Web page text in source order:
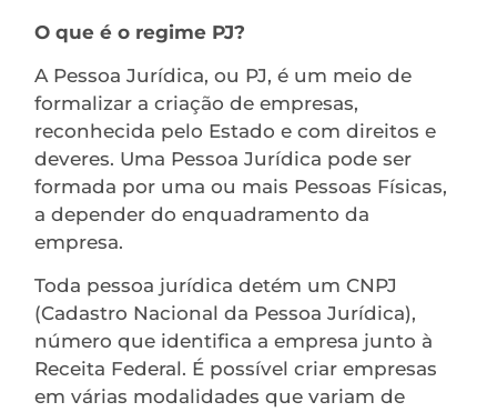
O que é o regime PJ?
A Pessoa Jurídica, ou PJ, é um meio de
formalizar a criação de empresas,
reconhecida pelo Estado e com direitos e
deveres. Uma Pessoa Jurídica pode ser
formada por uma ou mais Pessoas Físicas,
a depender do enquadramento da
empresa.
Toda pessoa jurídica detém um CNPJ
(Cadastro Nacional da Pessoa Jurídica),
número que identifica a empresa junto à
Receita Federal. É possível criar empresas
em várias modalidades que variam de